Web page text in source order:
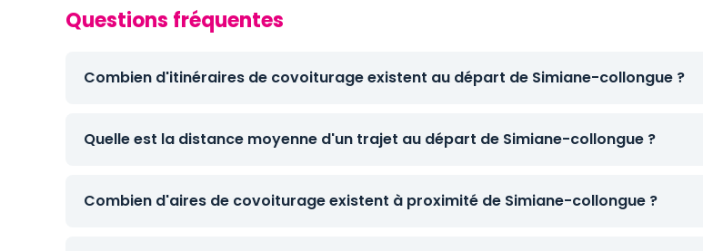
Questions fréquentes
Combien d'itinéraires de covoiturage existent au départ de Simiane-collongue ?
Quelle est la distance moyenne d'un trajet au départ de Simiane-collongue ?
Combien d'aires de covoiturage existent à proximité de Simiane-collongue ?